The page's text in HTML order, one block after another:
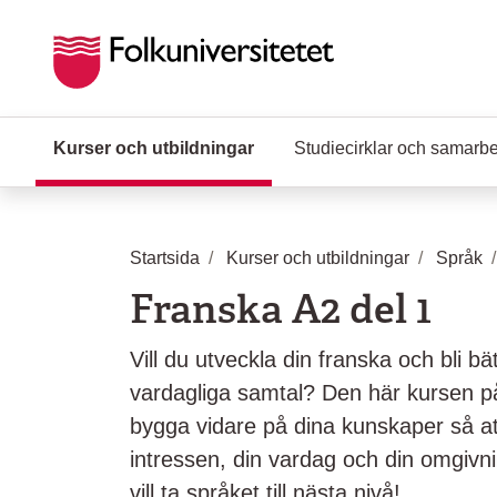
Kurser och utbildningar (Aktuell sida)
Studiecirklar och
Startsida Kurser och utbildningar Språk
Franska A2 del 1
Vill du utveckla din franska och bli
vardagliga samtal? Den här kursen
bygga vidare på dina kunskaper så
intressen, din vardag och din